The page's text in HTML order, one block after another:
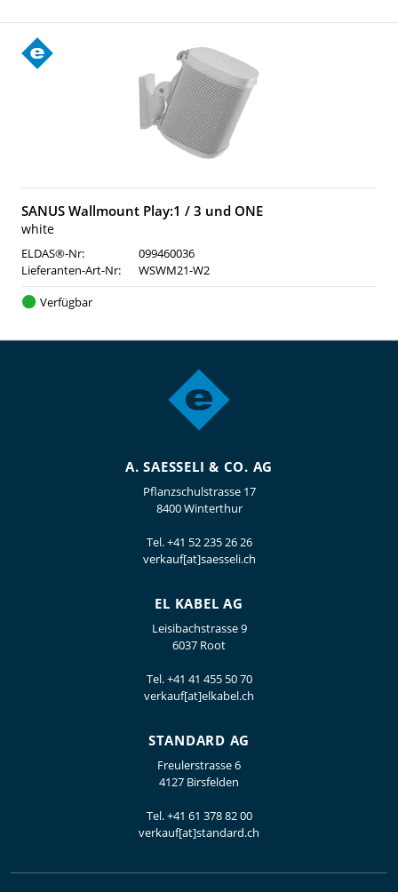
SANUS Wallmount Play:1 / 3 und ONE
white
ELDAS®-Nr:
099460036
Lieferanten-Art-Nr:
WSWM21-W2
Verfügbar
A. SAESSELI & CO. AG
Pflanzschulstrasse 17
8400 Winterthur
Tel.+41 52 235 26 26
verkauf[at]saesseli.ch
EL KABEL AG
Leisibachstrasse 9
6037 Root
Tel.+41 41 455 50 70
verkauf[at]elkabel.ch
STANDARD AG
Freulerstrasse 6
4127 Birsfelden
Tel.+41 61 378 82 00
verkauf[at]standard.ch